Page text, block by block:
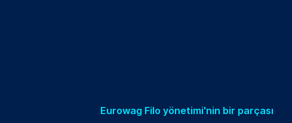
Eurowag Filo yönetimi'nin bir parçası